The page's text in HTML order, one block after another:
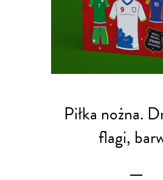
Piłka nożna.
flagi,